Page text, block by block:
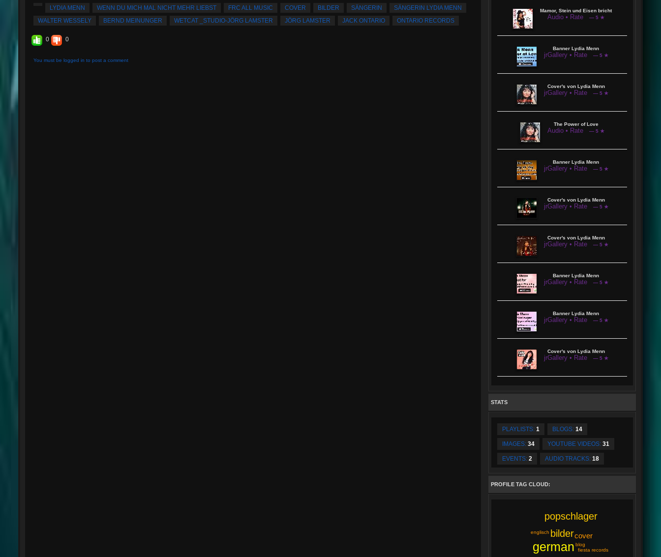
LYDIA MENN WENN DU MICH MAL NICHT MEHR LIEBST FRC ALL MUSIC COVER BILDER SÄNGERIN
SÄNGERIN LYDIA MENN
WALTER WESSELY
BERND MEINUNGER WETCAT _STUDIO-JÖRG LAMSTER JÖRG LAMSTER JACK ONTARIO ONTARIO RECORDS
0 0
You must be logged in to post a comment
Mamor, Stein und Eisen bricht
Audio • Rate — 5 ★
Banner Lydia Menn
jrGallery • Rate — 5 ★
Cover's von Lydia Menn
jrGallery • Rate — 5 ★
The Power of Love
Audio • Rate — 5 ★
Banner Lydia Menn
jrGallery • Rate — 5 ★
Cover's von Lydia Menn
jrGallery • Rate — 5 ★
Cover's von Lydia Menn
jrGallery • Rate — 5 ★
Banner Lydia Menn
jrGallery • Rate — 5 ★
Banner Lydia Menn
jrGallery • Rate — 5 ★
Cover's von Lydia Menn
jrGallery • Rate — 5 ★
STATS
PLAYLISTS: 1 BLOGS: 14
IMAGES: 34 YOUTUBE VIDEOS: 31
EVENTS: 2 AUDIO TRACKS: 18
PROFILE TAG CLOUD:
german
bilder
popschlager
cover
blog
fiesta records
englisch